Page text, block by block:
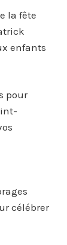
la fête
enfants
pour
célébrer